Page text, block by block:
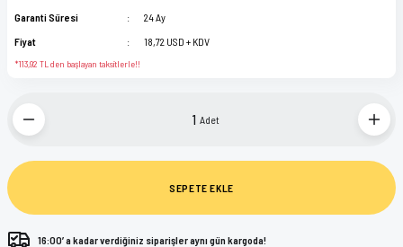
Garanti Süresi
24 Ay
Fiyat
18,72 USD + KDV
*113,92 TL den başlayan taksitlerle!!
Adet
SEPETE EKLE
16:00’ a kadar verdiğiniz siparişler aynı gün kargoda!